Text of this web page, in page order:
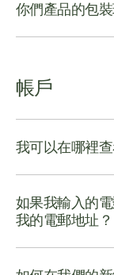
你們產品的包
帳戶
我可以在哪裡
如果我輸入的
我的電郵地址？